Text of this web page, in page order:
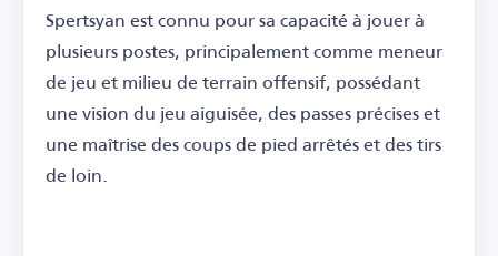
Spertsyan est connu pour sa capacité à jouer à
plusieurs postes, principalement comme meneur
de jeu et milieu de terrain offensif, possédant
une vision du jeu aiguisée, des passes précises et
une maîtrise des coups de pied arrêtés et des tirs
de loin.